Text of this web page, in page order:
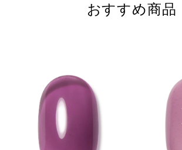
おすすめ商品